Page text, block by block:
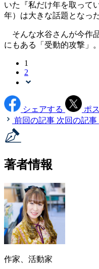
いた『私だけ年を取って
年）は大きな話題となっ
そんな水谷さんが今作
にもある「受動的攻撃」。
1
2
シェアする
ポ
前回の記事 次回の記事
著者情報
作家、活動家